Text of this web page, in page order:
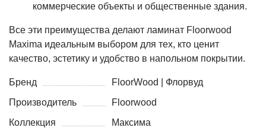
коммерческие объекты и общественные здания.
Все эти преимущества делают ламинат Floorwood
Maxima идеальным выбором для тех, кто ценит
качество, эстетику и удобство в напольном покрытии.
Бренд
FloorWood | Флорвуд
Производитель
Floorwood
Коллекция
Максима